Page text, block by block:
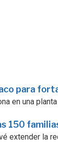
para
en una
150
extender la